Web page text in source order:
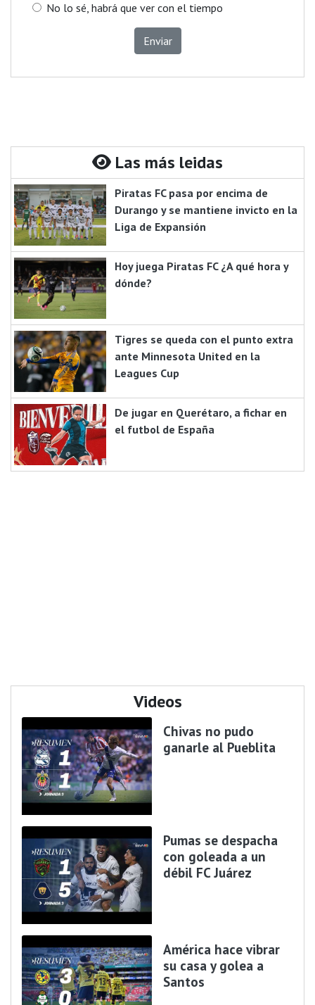
No lo sé, habrá que ver con el tiempo
Enviar
Las más leidas
Piratas FC pasa por encima de
Durango y se mantiene invicto en la
Liga de Expansión
Hoy juega Piratas FC ¿A qué hora y
dónde?
Tigres se queda con el punto extra
ante Minnesota United en la
Leagues Cup
De jugar en Querétaro, a fichar en
el futbol de España
Videos
Chivas no pudo
ganarle al Pueblita
Pumas se despacha
con goleada a un
débil FC Juárez
América hace vibrar
su casa y golea a
Santos